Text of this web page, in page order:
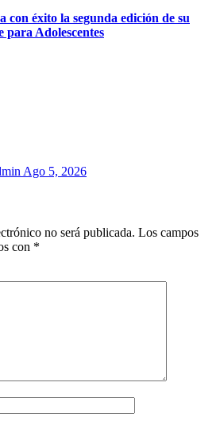
con éxito la segunda edición de su
Adolescentes
Ago 5, 2026
no será publicada. Los campos
con *